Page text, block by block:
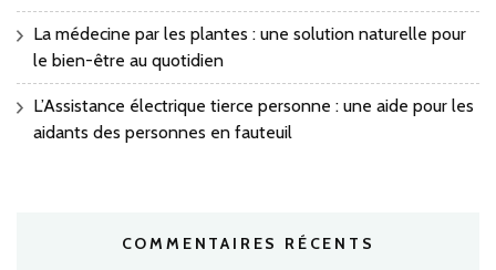
La médecine par les plantes : une solution naturelle pour
le bien-être au quotidien
L’Assistance électrique tierce personne : une aide pour les
aidants des personnes en fauteuil
COMMENTAIRES RÉCENTS